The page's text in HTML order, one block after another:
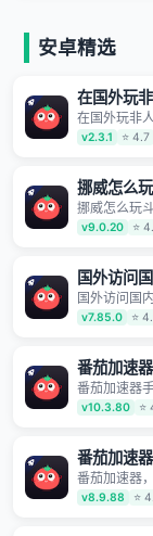
安卓精选
在国外玩
在国外玩非
国加速器,为
海外怎么玩
v2.3.1 ⭐ 4.7
挪威怎么
挪威怎么玩
华人、留学
国加速器,只
股等多场景
v9.0.20 ⭐
国外访问
国外访问国
盖，运营商
打造，帮助
v7.85.0 ⭐
番茄加速
番茄加速器
回国加速器
奇艺等，加
明日方舟、
内各种服务,
港澳台地区
务，可以在
v10.3.80 ⭐
番茄加速器
番茄加速器
用,视频加载
单易用。
v8.9.88 ⭐